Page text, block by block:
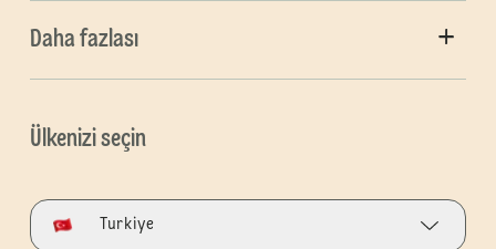
Daha fazlası
Ülkenizi seçin
Turkiye